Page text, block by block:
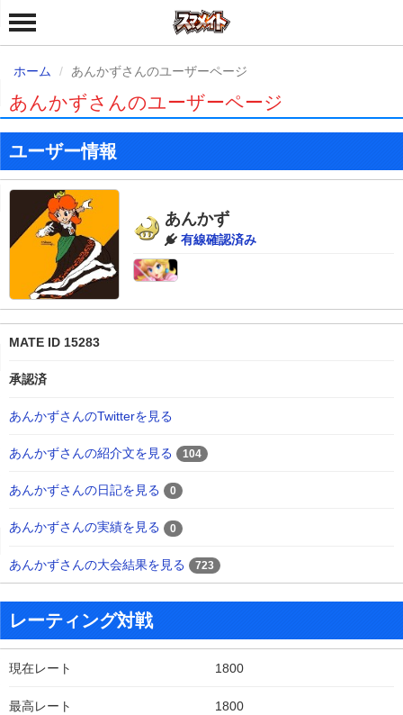
ホーム あんかずさんのユーザーページ
あんかずさんのユーザーページ
ユーザー情報
あんかず
有線確認済み
MATE ID 15283
承認済
あんかずさんのTwitterを見る
あんかずさんの紹介文を見る 104
あんかずさんの日記を見る 0
あんかずさんの実績を見る 0
あんかずさんの大会結果を見る 723
レーティング対戦
現在レート 1800
最高レート 1800